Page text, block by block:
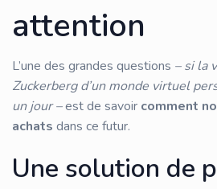
attention
L’une des grandes questions – si la
Zuckerberg d’un monde virtuel
un jour –est de savoir comment
achats dans ce futur.
Une solution de